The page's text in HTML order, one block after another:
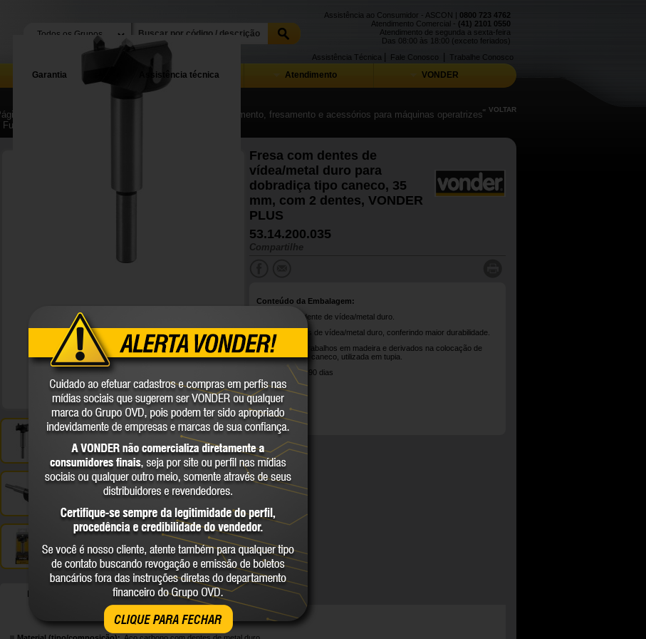
CLIQUE PARA FECHAR
Assistência ao Consumidor - ASCON | 0800 723 4762
Atendimento Comercial - (41) 2101 0550
Atendimento de segunda a sexta-feira
Das 08:00 às 18:00 (exceto feriados)
Trabalhe Conosco
Fale Conosco
Assistência Técnica
Garantia Assistência técnica Atendimento VONDER
Inicial
| Ferramentas de corte, furação, rosqueamento, fresamento e acessórios para máquinas operatrizes
| Furação
« VOLTAR
Fresa com dentes de
vídea/metal duro para
dobradiça tipo caneco, 35
mm, com 2 dentes, VONDER
PLUS
53.14.200.035
Compartilhe
Conteúdo da Embalagem:
1 Fresa com dente de vídea/metal duro.
Possui 2 dentes de vídea/metal duro, conferindo maior durabilidade.
Indicada para trabalhos em madeira e derivados na colocação de
dobradiças tipo caneco, utilizada em tupia.
Garantia legal: 90 dias
DETALHES TÉCNICOS